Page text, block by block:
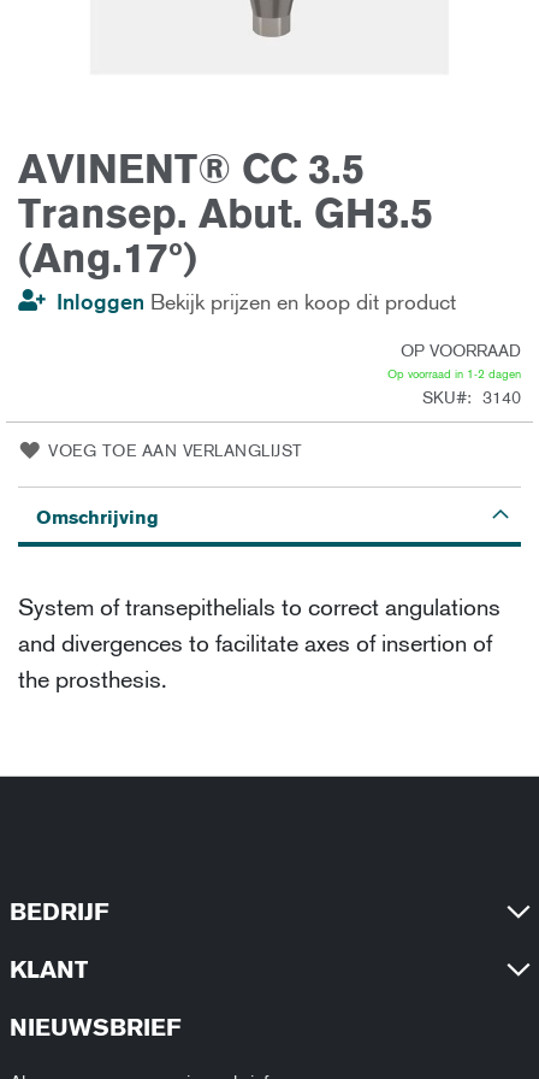
AVINENT® CC 3.5
Transep. Abut. GH3.5
(Ang.17º)
Inloggen Bekijk prijzen en koop dit product
OP VOORRAAD
Op voorraad in 1-2 dagen
SKU 3140
VOEG TOE AAN VERLANGLIJST
Ga
naar
begin
van
de
afbeeldingen-
gallerij
Omschrijving
System of transepithelials to correct angulations
and divergences to facilitate axes of insertion of
the prosthesis.
BEDRIJF
KLANT
NIEUWSBRIEF